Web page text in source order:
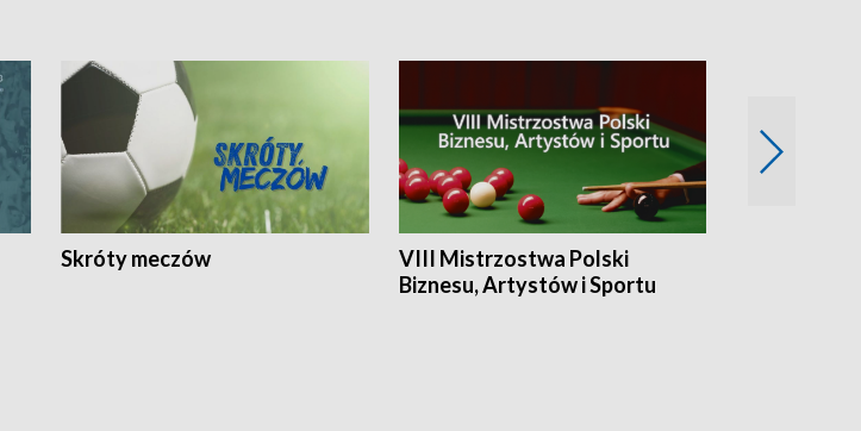
Skróty meczów
VIII Mistrzostwa Polski
Biznesu, Artystów i Sportu